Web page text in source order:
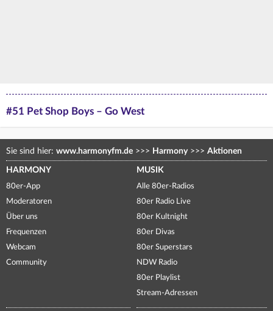
#51 Pet Shop Boys – Go West
Sie sind hier: www.harmonyfm.de >>> Harmony >>> Aktionen
HARMONY
80er-App
Moderatoren
Über uns
Frequenzen
Webcam
Community
MUSIK
Alle 80er-Radios
80er Radio Live
80er Kultnight
80er Divas
80er Superstars
NDW Radio
80er Playlist
Stream-Adressen